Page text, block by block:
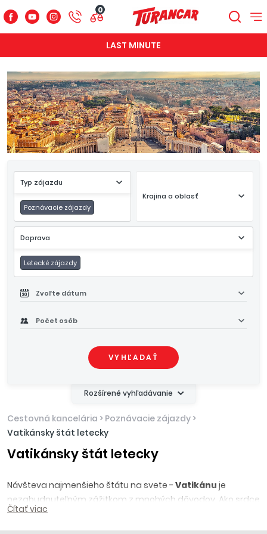
0
LAST MINUTE
Rozšírené vyhľadávanie
Typ zájazdu
Poznávacie zájazdy
Krajina a oblasť
Doprava
Letecké zájazdy
Zvoľte dátum
Počet osôb
VYHĽADAŤ
Cestovná kancelária > Poznávacie zájazdy >
Vatikánsky štát letecky
Vatikánsky štát letecky
Návšteva najmenšieho štátu na svete - Vatikánu je
nezabudnuteľným zážitkom z mnohých dôvodov. Ako srdce
katolíckej cirkvi a
význam pre milióny veriacich po celom svete, no aj pre tých,
Čítať viac